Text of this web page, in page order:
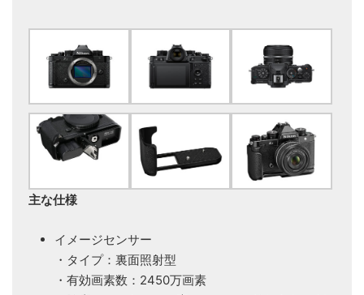
主な仕様
イメージセンサー
・タイプ：裏面照射型
・有効画素数：2450万画素